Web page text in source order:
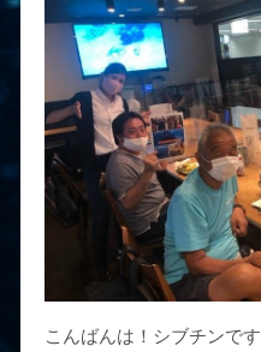
こんばんは！シブチンで